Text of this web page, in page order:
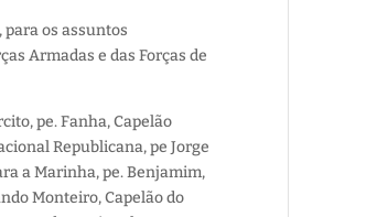
os assuntos
Armadas e das Forças de
pe. Fanha, Capelão
Republicana, pe Jorge
a Marinha, pe. Benjamim,
Monteiro, Capelão do